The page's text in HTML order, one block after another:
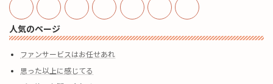
人気のページ
ファンサービスはお任せあれ
思った以上に感じてる